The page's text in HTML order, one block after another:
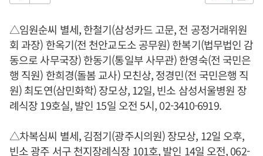
△임원순씨 별세, 한철기(삼성카드 고문, 전 공정거래위원
회 과장) 한옥기(전 천안교도소 공무원) 한복기(법무법인 감
동으로 사무국장) 한동기(통일부 사무관) 한영숙(전 국민은
행 직원) 한희경(돌봄 교사) 모친상, 정경민(전 국민은행 직
원) 최도연(삼민화학) 장모상, 12일, 빈소 삼성서울병원 장
례식장 19호실, 발인 15일 오전 5시, 02-3410-6919.
△차복심씨 별세, 김점기(광주시의원) 장모상, 12일 오후,
빈소 광주 서구 천지장례식장 101호, 발인 14일 오전, 062-